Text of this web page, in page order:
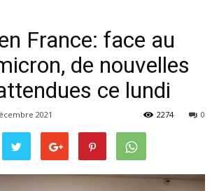
France: face au
de nouvelles
ce lundi
2021 0
2274